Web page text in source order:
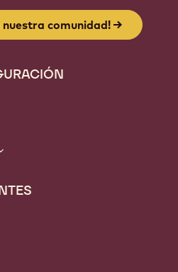
nuestra comunidad!